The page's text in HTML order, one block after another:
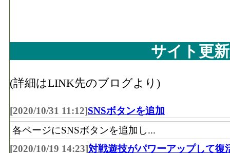
サイト更
(詳細はLINK先のブログより)
[2020/10/31 11:12]SNSボタンを追加
各ページにSNSボタンを追加し...
[2020/10/19 14:23]対戦遊技がパワーアップして復